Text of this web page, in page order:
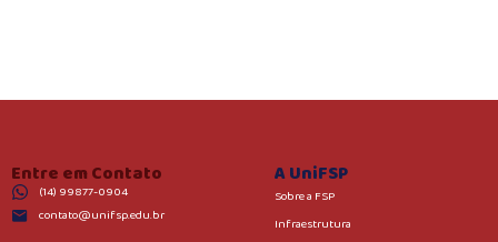
Entre em Contato
(14) 99877-0904
contato@unifsp.edu.br
A UniFSP
Sobre a FSP
Infraestrutura